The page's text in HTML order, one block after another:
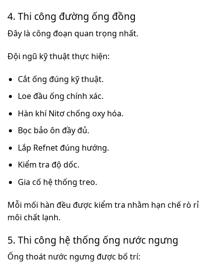
4. Thi công đường ống đồng
Đây là công đoạn quan trọng nhất.
Đội ngũ kỹ thuật thực hiện:
Cắt ống đúng kỹ thuật.
Loe đầu ống chính xác.
Hàn khí Nitơ chống oxy hóa.
Bọc bảo ôn đầy đủ.
Lắp Refnet đúng hướng.
Kiểm tra độ dốc.
Gia cố hệ thống treo.
Mỗi mối hàn đều được kiểm tra nhằm hạn chế rò rỉ
môi chất lạnh.
5. Thi công hệ thống ống nước ngưng
Ống thoát nước ngưng được bố trí: